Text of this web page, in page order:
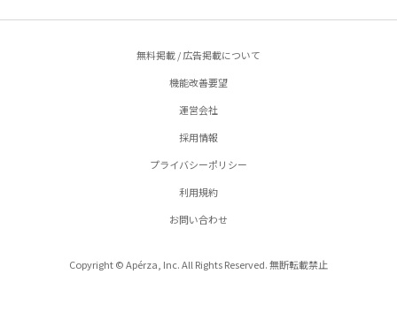
無料掲載 / 広告掲載について
機能改善要望
運営会社
採用情報
プライバシーポリシー
利用規約
お問い合わせ
Copyright © Apérza, Inc. All Rights Reserved. 無断転載禁止